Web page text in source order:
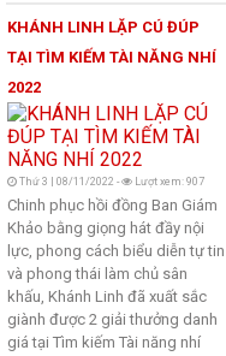
KHÁNH LINH LẶP CÚ ĐÚP
TẠI TÌM KIẾM TÀI NĂNG NHÍ
2022
Thứ 3 | 08/11/2022 - Lượt xem: 907
Chinh phục hồi đồng Ban Giám
Khảo bằng giọng hát đầy nội
lực, phong cách biểu diễn tự tin
và phong thái làm chủ sân
khấu, Khánh Linh đã xuất sắc
giành được 2 giải thưởng danh
giá tại Tìm kiếm Tài năng nhí